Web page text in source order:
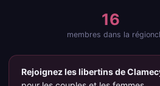
16
membres dans la région
Rejoignez les libertins de